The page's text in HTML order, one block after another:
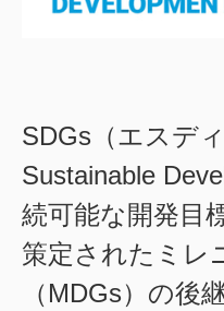
SDGs（エスデ
Sustainable
続可能な開発目
策定されたミレ
（MDGs）の後